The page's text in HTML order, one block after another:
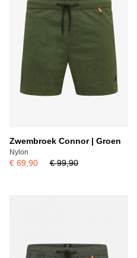
Zwembroek Connor | Groen
Nylon
€ 69,90 € 99,90